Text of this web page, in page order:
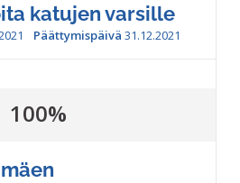
katujen varsille
Päättymispäivä 31.12.2021
100%